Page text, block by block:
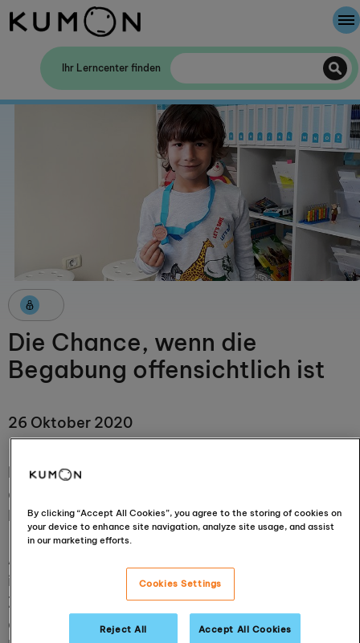
Ihr Lerncenter finden
Die Chance, wenn die
Begabung offensichtlich ist
26 Oktober 2020
Der Erstklässler Leo ist ein Schüler unseres
allerersten KUMON-Lerncenter in Varna,
Bulgarien.
Als Leo 5 Jahre alt war, bemerkten die Erzieher
in seinem Kindergarten, dass er ein Händchen für
Zahlen hatte. Seine Mutter beobachtete
ebenfalls mathematischen Fähigkeiten bei
Willkommen bei Kumon
Die Kumon-Methode
Die Geschichte von Kumon
By clicking “Accept All Cookies”, you agree to the storing of cookies on
your device to enhance site navigation, analyze site usage, and assist
in our marketing efforts.
Cookies Settings
Reject All Accept All Cookies